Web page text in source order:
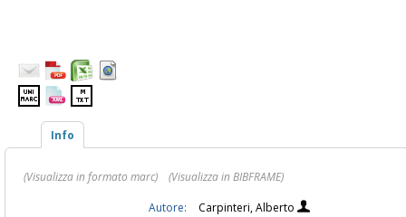
Info
(Visualizza in formato marc)
(Visualizza in BIBFRAME)
Autore:
Carpinteri, Alberto